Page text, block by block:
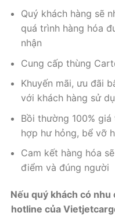
Quý khách hàng sẽ
quá trình hàng hóa
nhận
Cung cấp thùng
Khuyến mãi, ưu đãi
với khách hàng sử
Bồi thường 100%
hợp hư hỏng, bể vỡ
Cam kết hàng hóa
điểm và đúng người
Nếu quý khách có nhu
hotline của